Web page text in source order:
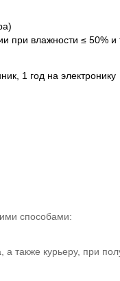
при влажности ≤ 50% и
1 год на электронику
способами:
также курьеру, при